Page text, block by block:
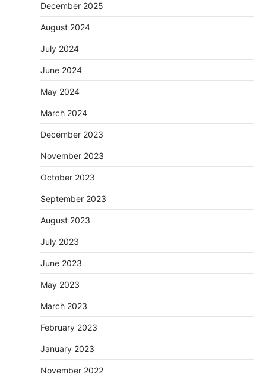
December 2025
August 2024
July 2024
June 2024
May 2024
March 2024
December 2023
November 2023
October 2023
September 2023
August 2023
July 2023
June 2023
May 2023
March 2023
February 2023
January 2023
November 2022